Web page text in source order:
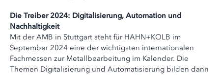
Die Treiber 2024: Digitalisierung, Automation und
Nachhaltigkeit
Mit der AMB in Stuttgart steht für HAHN+KOLB im
September 2024 eine der wichtigsten internationalen
Fachmessen zur Metallbearbeitung im Kalender. Die
Themen Digitalisierung und Automatisierung bilden dann